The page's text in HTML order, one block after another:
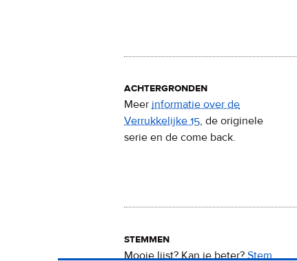
achtergronden
Meer informatie over de
Verrukkelijke 15, de originele
serie en de come back.
stemmen
Mooie lijst? Kan ie beter?Stem